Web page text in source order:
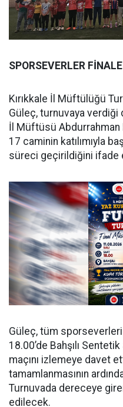
SPORSEVERLER
Kırıkkale İl Müftülüğü
Güleç, turnuvaya verdiği
İl Müftüsü Abdurrahman
17 caminin katılımıyla
süreci geçirildiğini ifade
Güleç, tüm
18.00’de Bahşılı
maçını izlemeye davet
tamamlanmasının
Turnuvada dereceye
edilecek.